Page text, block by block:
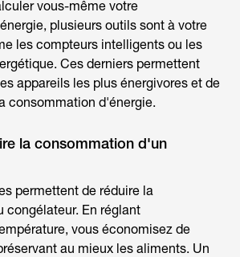
vous-même votre
plusieurs outils sont à votre
les compteurs intelligents ou les
Ces derniers permettent
appareils les plus énergivores et de
consommation d'énergie.
la consommation d'un
permettent de réduire la
congélateur. En réglant
vous économisez de
au mieux les aliments. Un